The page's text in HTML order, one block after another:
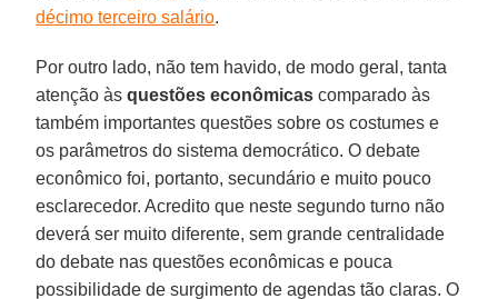
décimo terceiro salário.
Por outro lado, não tem havido, de modo geral, tanta
atenção àsquestões econômicas comparado às
também importantes questões sobre os costumes e
os parâmetros do sistema democrático. O debate
econômico foi, portanto, secundário e muito pouco
esclarecedor. Acredito que neste segundo turno não
deverá ser muito diferente, sem grande centralidade
do debate nas questões econômicas e pouca
possibilidade de surgimento de agendas tão claras. O